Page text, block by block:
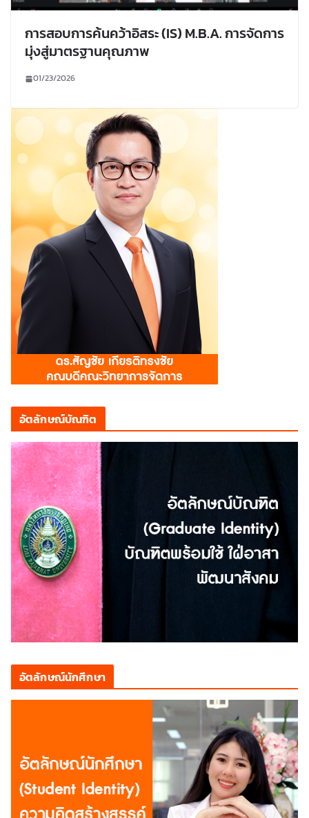
การสอบการค้นคว้าอิสระ (IS) M.B.A. การจัดการ
มุ่งสู่มาตรฐานคุณภาพ
01/23/2026
อัตลักษณ์บัณฑิต
อัตลักษณ์นักศึกษา